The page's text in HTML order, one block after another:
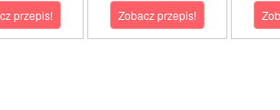
przepis! Zobacz przepis!